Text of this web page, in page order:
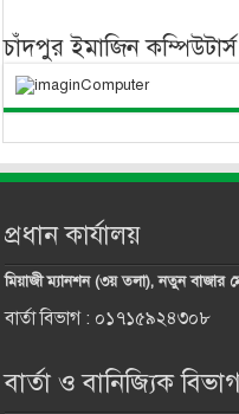
চাঁদপুর ইমাজিন কম্পিউটার্স
প্রধান কার্যালয়
মিয়াজী ম্যানশন (৩য় তলা), নতুন
বার্তা বিভাগ : ০১৭১৫৯২৪৩০৮
বার্তা ও বানিজ্যিক